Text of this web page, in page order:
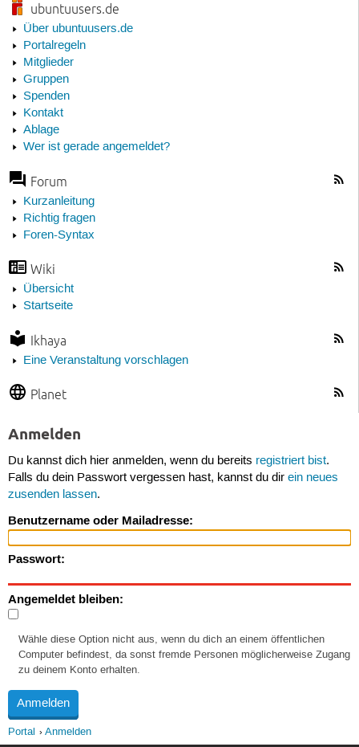
ubuntuusers.de
Über ubuntuusers.de
Portalregeln
Mitglieder
Gruppen
Spenden
Kontakt
Ablage
Wer ist gerade angemeldet?
Forum
Kurzanleitung
Richtig fragen
Foren-Syntax
Wiki
Übersicht
Startseite
Ikhaya
Eine Veranstaltung vorschlagen
Planet
Anmelden
Du kannst dich hier anmelden, wenn du bereits registriert bist.
Falls du dein Passwort vergessen hast, kannst du dir ein neues
zusenden lassen.
Benutzername oder Mailadresse:
Passwort:
Angemeldet bleiben:
Wähle diese Option nicht aus, wenn du dich an einem öffentlichen
Computer befindest, da sonst fremde Personen möglicherweise Zugang
zu deinem Konto erhalten.
Portal Anmelden